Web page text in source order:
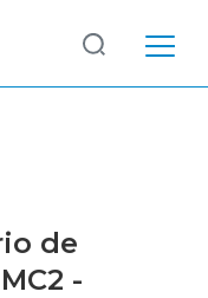
de
-